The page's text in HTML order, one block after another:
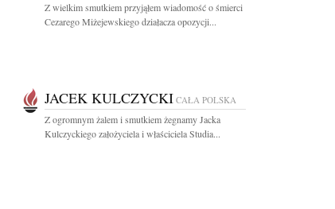
Z wielkim smutkiem przyjąłem wiadomość o śmierci
Cezarego Miżejewskiego działacza opozycji...
JACEK KULCZYCKI CAŁA POLSKA
Z ogromnym żalem i smutkiem żegnamy Jacka
Kulczyckiego założyciela i właściciela Studia...